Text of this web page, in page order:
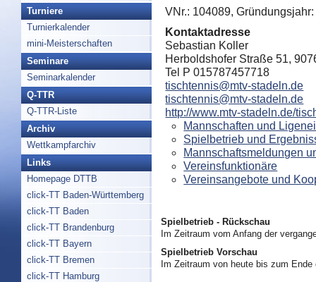
Turniere
Turnierkalender
mini-Meisterschaften
Seminare
Seminarkalender
Q-TTR
Q-TTR-Liste
Archiv
Wettkampfarchiv
Links
Homepage DTTB
click-TT Baden-Württemberg
click-TT Baden
click-TT Brandenburg
click-TT Bayern
click-TT Bremen
click-TT Hamburg
VNr.: 104089,
Kontaktadresse
Sebastian Koller
Herboldshofer Straße 51,
Tel P 015787457718
tischtennis@mtv-stadeln.de
tischtennis@mtv-stadeln.de
http://www.mtv-stadeln.de/
Mannschaften und
Spielbetrieb und
Mannschaftsmeldungen
Vereinsfunktionäre
Vereinsangebote und
Spielbetrieb - Rückschau
Im Zeitraum vom Anfang der
Spielbetrieb Vorschau
Im Zeitraum von heute bis zum